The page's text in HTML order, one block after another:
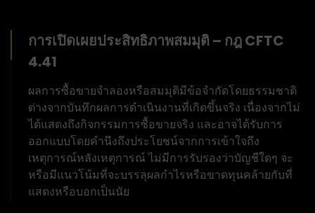
การเปิดเผยประสิทธิภาพสมมุติ – กฎ CFTC
4.41
ผลการซื้อขายจำลองหรือสมมุติมีข้อจำกัดโดยธรรมชาติ
ต่างจากบันทึกผลการดำเนินงานที่เกิดขึ้นจริง เนื่องจากไม่
ได้แสดงถึงกิจกรรมการซื้อขายจริง และอาจได้รับการ
ออกแบบโดยคำนึงถึงประโยชน์จากการเข้าใจถึง
เหตุการณ์หลังเหตุการณ์ ไม่มีการรับรองว่าบัญชีใดๆ จะ
หรือมีแนวโน้มที่จะบรรลุผลกำไรหรือขาดทุนคล้ายกับที่
แสดงหรือบอกเป็นนัย